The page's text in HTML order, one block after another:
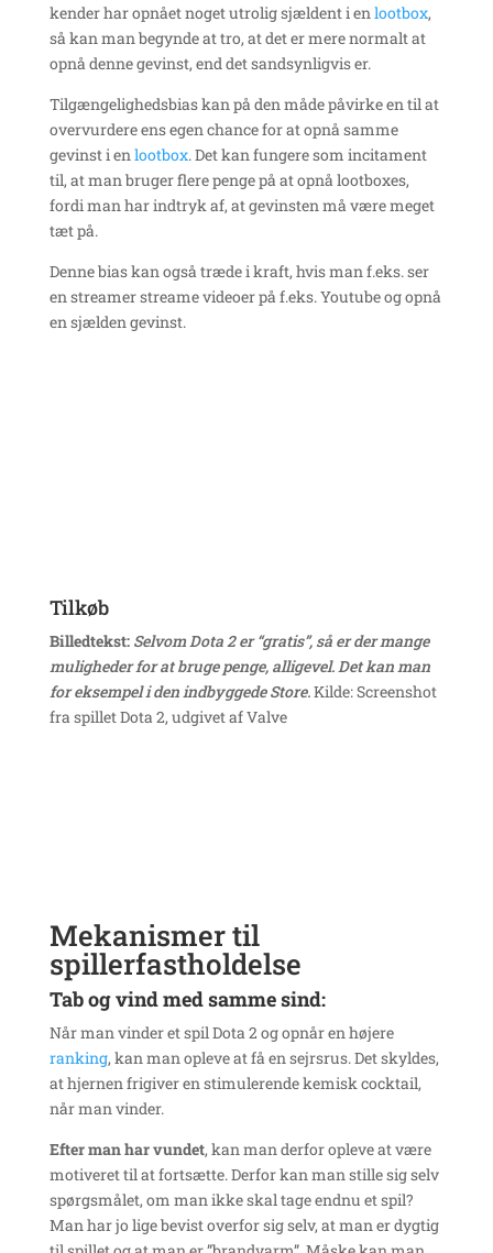
kender har opnået noget utrolig sjældent i enlootbox,
så kan man begynde at tro, at det er mere normalt at
opnå denne gevinst, end det sandsynligvis er.
Tilgængelighedsbias kan på den måde påvirke en til at
overvurdere ens egen chance for at opnå samme
gevinst i enlootbox. Det kan fungere som incitament
til, at man bruger flere penge på at opnå lootboxes,
fordi man har indtryk af, at gevinsten må være meget
tæt på.
Denne bias kan også træde i kraft, hvis man f.eks. ser
en streamer streame videoer på f.eks. Youtube og opnå
en sjælden gevinst.
Tilkøb
Billedtekst: Selvom Dota 2 er “gratis”, så er der mange
muligheder for at bruge penge, alligevel. Det kan man
for eksempel i den indbyggede Store.Kilde: Screenshot
fra spillet Dota 2, udgivet af Valve
Mekanismer til
spillerfastholdelse
Tab og vind med samme sind:
Når man vinder et spil Dota 2 og opnår en højere
ranking, kan man opleve at få en sejrsrus. Det skyldes,
at hjernen frigiver en stimulerende kemisk cocktail,
når man vinder.
Efter man har vundet, kan man derfor opleve at være
motiveret til at fortsætte. Derfor kan man stille sig selv
spørgsmålet, om man ikke skal tage endnu et spil?
Man har jo lige bevist overfor sig selv, at man er dygtig